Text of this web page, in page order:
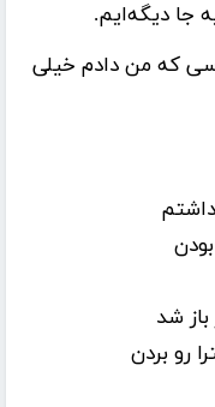
جا دیگه‌ایم.
که من دادم خیلی
شد
رو بردن